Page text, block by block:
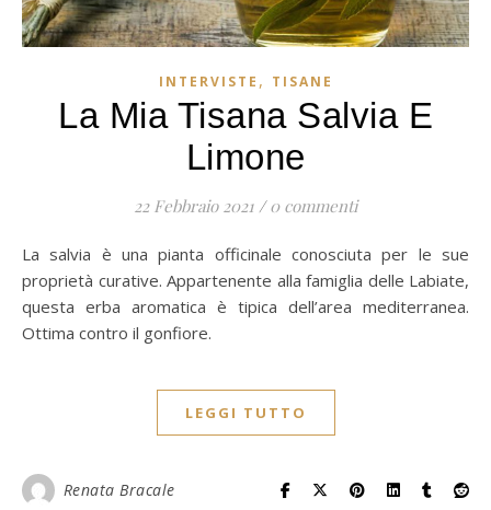
INTERVISTE , TISANE
La Mia Tisana Salvia E
Limone
22 Febbraio 2021 / 0 commenti
La salvia è una pianta officinale conosciuta per le sue
proprietà curative. Appartenente alla famiglia delle Labiate,
questa erba aromatica è tipica dell’area mediterranea.
Ottima contro il gonfiore.
LEGGI TUTTO
Renata Bracale